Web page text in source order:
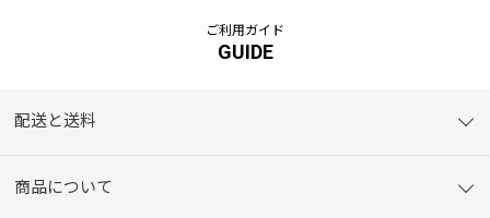
ご利用ガイド
GUIDE
配送と送料
商品について